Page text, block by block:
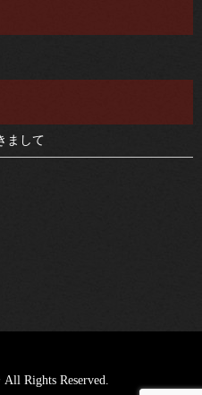
まして
Rights Reserved.